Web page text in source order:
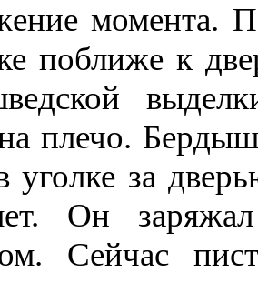
момента.
поближе к
плечо.
уголке за
Он
Сейчас